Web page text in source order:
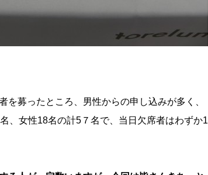
募ったところ、男性からの申し込みが多く、
、女性18名の計5７名で、当日欠席者はわずか1